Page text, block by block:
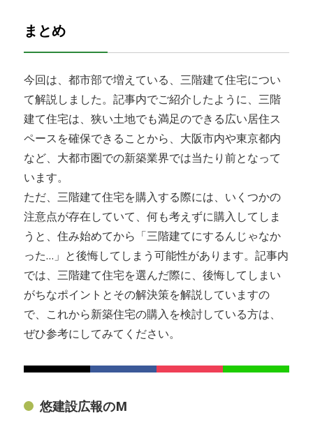
まとめ
今回は、都市部で増えている、三階建て住宅につい
て解説しました。記事内でご紹介したように、三階
建て住宅は、狭い土地でも満足のできる広い居住ス
ペースを確保できることから、大阪市内や東京都内
など、大都市圏での新築業界では当たり前となって
います。
ただ、三階建て住宅を購入する際には、いくつかの
注意点が存在していて、何も考えずに購入してしま
うと、住み始めてから「三階建てにするんじゃなか
った…」と後悔してしまう可能性があります。記事内
では、三階建て住宅を選んだ際に、後悔してしまい
がちなポイントとその解決策を解説していますの
で、これから新築住宅の購入を検討している方は、
ぜひ参考にしてみてください。
悠建設広報のM